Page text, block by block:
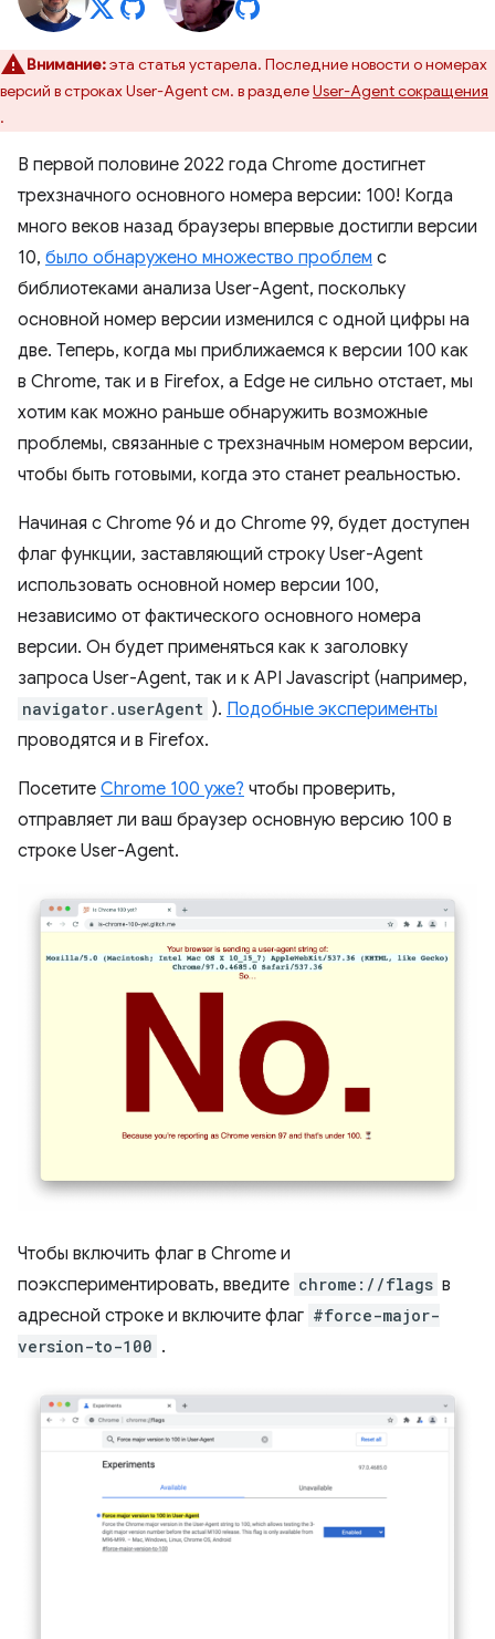
Внимание:эта статья устарела. Последние новости о номерах
версий в строках User-Agent см. в разделеUser-Agent сокращения
.
В первой половине 2022 года Chrome достигнет
трехзначного основного номера версии: 100! Когда
много веков назад браузеры впервые достигли версии
10, было обнаружено множество проблем с
библиотеками анализа User-Agent, поскольку
основной номер версии изменился с одной цифры на
две. Теперь, когда мы приближаемся к версии 100 как
в Chrome, так и в Firefox, а Edge не сильно отстает, мы
хотим как можно раньше обнаружить возможные
проблемы, связанные с трехзначным номером версии,
чтобы быть готовыми, когда это станет реальностью.
Начиная с Chrome 96 и до Chrome 99, будет доступен
флаг функции, заставляющий строку User-Agent
использовать основной номер версии 100,
независимо от фактического основного номера
версии. Он будет применяться как к заголовку
запроса User-Agent, так и к API Javascript (например,
navigator.userAgent ). Подобные эксперименты
проводятся и в Firefox.
Посетите Chrome 100 уже? чтобы проверить,
отправляет ли ваш браузер основную версию 100 в
строке User-Agent.
Чтобы включить флаг в Chrome и
поэкспериментировать, введите chrome://flags в
адресной строке и включите флаг #force-major-
version-to-100 .